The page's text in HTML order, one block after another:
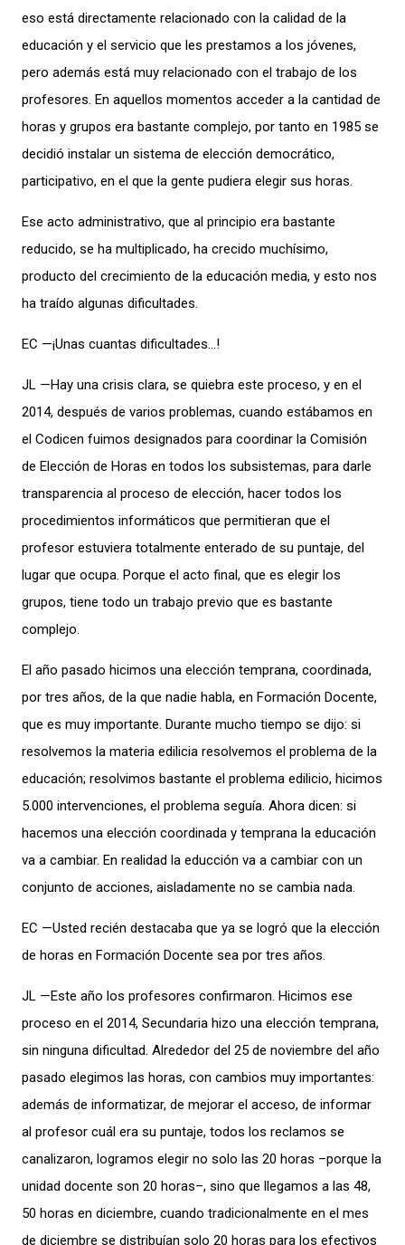
eso está directamente relacionado con la calidad de la
educación y el servicio que les prestamos a los jóvenes,
pero además está muy relacionado con el trabajo de los
profesores. En aquellos momentos acceder a la cantidad de
horas y grupos era bastante complejo, por tanto en 1985 se
decidió instalar un sistema de elección democrático,
participativo, en el que la gente pudiera elegir sus horas.
Ese acto administrativo, que al principio era bastante
reducido, se ha multiplicado, ha crecido muchísimo,
producto del crecimiento de la educación media, y esto nos
ha traído algunas dificultades.
EC —¡Unas cuantas dificultades…!
JL —Hay una crisis clara, se quiebra este proceso, y en el
2014, después de varios problemas, cuando estábamos en
el Codicen fuimos designados para coordinar la Comisión
de Elección de Horas en todos los subsistemas, para darle
transparencia al proceso de elección, hacer todos los
procedimientos informáticos que permitieran que el
profesor estuviera totalmente enterado de su puntaje, del
lugar que ocupa. Porque el acto final, que es elegir los
grupos, tiene todo un trabajo previo que es bastante
complejo.
El año pasado hicimos una elección temprana, coordinada,
por tres años, de la que nadie habla, en Formación Docente,
que es muy importante. Durante mucho tiempo se dijo: si
resolvemos la materia edilicia resolvemos el problema de la
educación; resolvimos bastante el problema edilicio, hicimos
5.000 intervenciones, el problema seguía. Ahora dicen: si
hacemos una elección coordinada y temprana la educación
va a cambiar. En realidad la educción va a cambiar con un
conjunto de acciones, aisladamente no se cambia nada.
EC —Usted recién destacaba que ya se logró que la elección
de horas en Formación Docente sea por tres años.
JL —Este año los profesores confirmaron. Hicimos ese
proceso en el 2014, Secundaria hizo una elección temprana,
sin ninguna dificultad. Alrededor del 25 de noviembre del año
pasado elegimos las horas, con cambios muy importantes:
además de informatizar, de mejorar el acceso, de informar
al profesor cuál era su puntaje, todos los reclamos se
canalizaron, logramos elegir no solo las 20 horas –porque la
unidad docente son 20 horas–, sino que llegamos a las 48,
50 horas en diciembre, cuando tradicionalmente en el mes
de diciembre se distribuían solo 20 horas para los efectivos